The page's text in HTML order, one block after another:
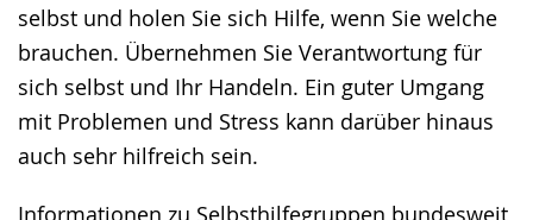
selbst und holen Sie sich Hilfe, wenn Sie welche
brauchen. Übernehmen Sie Verantwortung für
sich selbst und Ihr Handeln. Ein guter Umgang
mit Problemen und Stress kann darüber hinaus
auch sehr hilfreich sein.